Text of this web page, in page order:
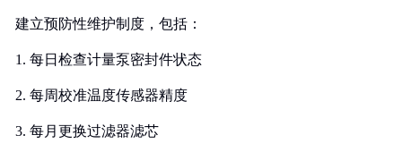
建立预防性维护制度，包括：
1. 每日检查计量泵密封件状态
2. 每周校准温度传感器精度
3. 每月更换过滤器滤芯